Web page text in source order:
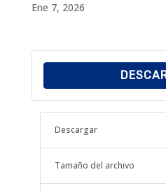
Ene 7, 2026
Descargar
Tamaño del archivo